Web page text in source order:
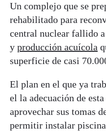
Un complejo que se
rehabilitado para
central nuclear fallido
y producción acuícola
superficie de casi
El plan en el que ya
el la adecuación de
aprovechar sus tomas
permitir instalar